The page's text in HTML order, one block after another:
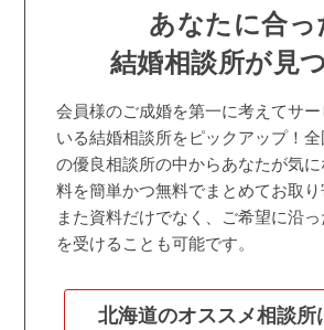
あなたに合っ
結婚相談所が見
会員様のご成婚を第一に考えてサ
いる結婚相談所をピックアップ！
の優良相談所の中からあなたが気
料を簡単かつ無料でまとめてお取り
また資料だけでなく、ご希望に沿
を受けることも可能です。
北海道のオススメ相談所